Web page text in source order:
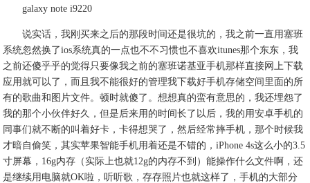
galaxy note i9220
说实话，我刚买来之后的那段时间还是很坑的，我之前一直用塞班
系统忽然换了ios系统真的一点也不不习惯也不喜欢itunes那个东东，我
之前还傻乎乎的觉得只要像我之前的塞班诺基亚手机那样直接网上下载
应用就可以了，而且我不能很好的管理我下载好手机存储空间里面的所
有的歌曲和图片文件。顿时就傻了。想想真的蛮有意思的，我还埋怨了
我的那个小伙伴好久，但是后来用的时间长了以后，我的用安卓手机的
同事们就不断的叫着好卡，卡得想哭了，然后经常摔手机，那个时候我
才暗自偷笑，其实苹果智能手机用着还是不错的，iPhone 4s这么小的3.5
寸屏幕，16g内存（实际上也就12g的内存不到）能操作什么文件啊，还
是继续用电脑就OK啦，听听歌，存存照片也就这样了，手机的大部分